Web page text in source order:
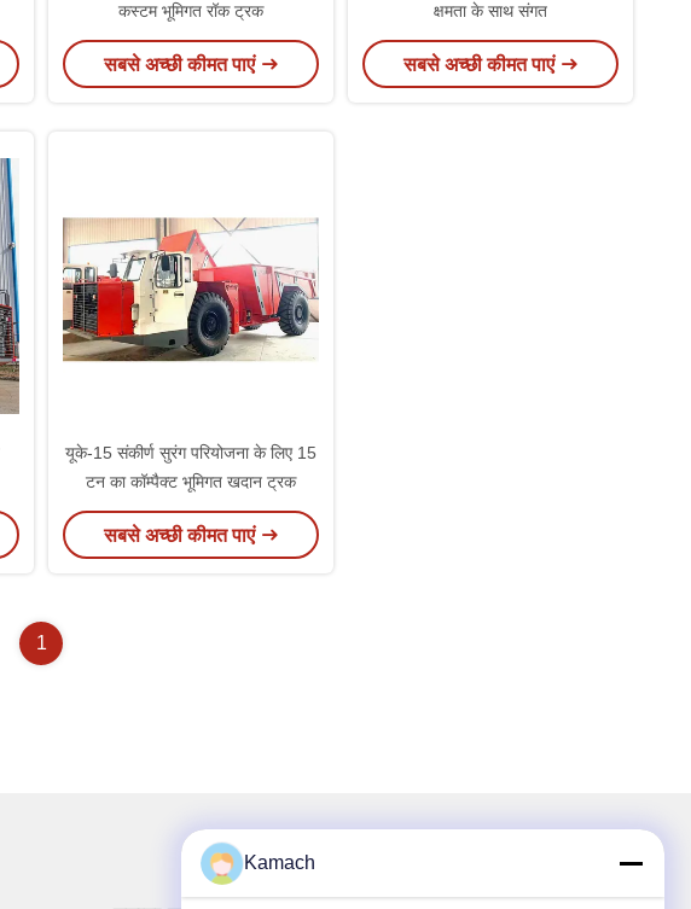
कस्टम भूमिगत रॉक ट्रक
सबसे अच्छी कीमत पाएं
क्षमता के साथ संगत
सबसे अच्छी कीमत पाएं
यूके-15 संकीर्ण सुरंग परियोजना के लिए 15
टन का कॉम्पैक्ट भूमिगत खदान ट्रक
सबसे अच्छी कीमत पाएं
1
Kamach